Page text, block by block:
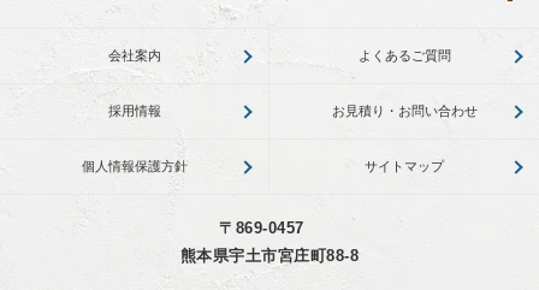
会社案内 よくあるご質問
採用情報 お見積り・お問い合わせ
個人情報保護方針 サイトマップ
〒869-0457
熊本県宇土市宮庄町88-8